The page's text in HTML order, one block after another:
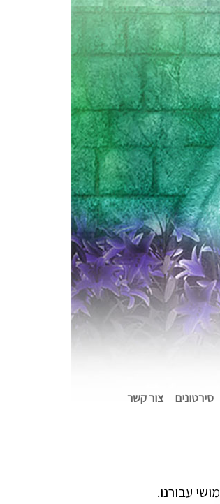
סירטונים צור קשר
עבורנו.